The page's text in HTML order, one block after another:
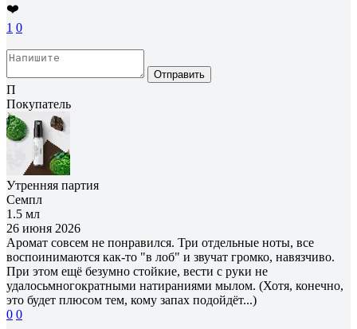
❤️
1 0
Отправить
П
Покупатель
Утренняя партия
Семпл
1.5 мл
26 июня 2026
Аромат совсем не понравился. Три отдельные ноты, все
воспоинимаются как-то "в лоб" и звучат громко, навязчиво.
При этом ещё безумно стойкие, вести с руки не
удалосьмногократными натираниями мылом. (Хотя, конечно,
это будет плюсом тем, кому запах подойдёт...)
0 0